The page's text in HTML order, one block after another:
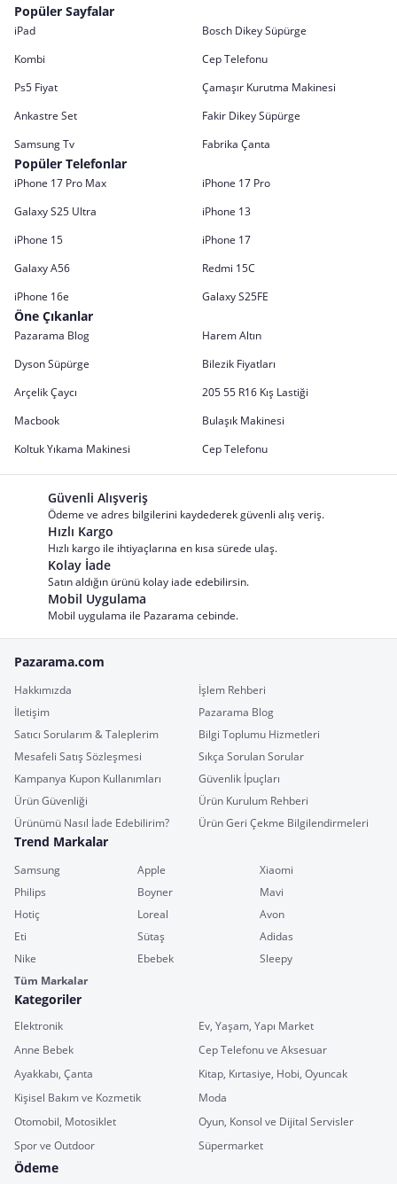
Popüler Sayfalar
iPad
Bosch Dikey Süpürge
Kombi
Cep Telefonu
Ps5 Fiyat
Çamaşır Kurutma Makinesi
Ankastre Set
Fakir Dikey Süpürge
Samsung Tv
Fabrika Çanta
Popüler Telefonlar
iPhone 17 Pro Max
iPhone 17 Pro
Galaxy S25 Ultra
iPhone 13
iPhone 15
iPhone 17
Galaxy A56
Redmi 15C
iPhone 16e
Galaxy S25FE
Öne Çıkanlar
Pazarama Blog
Harem Altın
Dyson Süpürge
Bilezik Fiyatları
Arçelik Çaycı
205 55 R16 Kış Lastiği
Macbook
Bulaşık Makinesi
Koltuk Yıkama Makinesi
Cep Telefonu
Güvenli Alışveriş
Ödeme ve adres bilgilerini kaydederek güvenli alış veriş.
Hızlı Kargo
Hızlı kargo ile ihtiyaçlarına en kısa sürede ulaş.
Kolay İade
Satın aldığın ürünü kolay iade edebilirsin.
Mobil Uygulama
Mobil uygulama ile Pazarama cebinde.
Pazarama.com
Hakkımızda
İşlem Rehberi
İletişim
Pazarama Blog
Satıcı Sorularım & Taleplerim
Bilgi Toplumu Hizmetleri
Mesafeli Satış Sözleşmesi
Sıkça Sorulan Sorular
Kampanya Kupon Kullanımları
Güvenlik İpuçları
Ürün Güvenliği
Ürün Kurulum Rehberi
Ürünümü Nasıl İade Edebilirim?
Ürün Geri Çekme Bilgilendirmeleri
Trend Markalar
Samsung Apple
Xiaomi
Philips
Boyner
Mavi
Hotiç
Loreal
Avon
Eti
Sütaş
Adidas
Nike
Ebebek
Sleepy
Tüm Markalar
Kategoriler
Elektronik
Ev, Yaşam, Yapı Market
Anne Bebek
Cep Telefonu ve Aksesuar
Ayakkabı, Çanta
Kitap, Kırtasiye, Hobi, Oyuncak
Kişisel Bakım ve Kozmetik
Moda
Otomobil, Motosiklet
Oyun, Konsol ve Dijital Servisler
Spor ve Outdoor
Süpermarket
Ödeme